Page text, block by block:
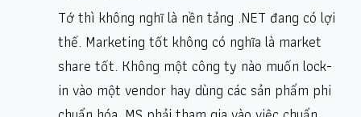
Tớ thì không nghĩ là nền tảng .NET đang có lợi
thế. Marketing tốt không có nghĩa là market
share tốt. Không một công ty nào muốn lock-
in vào một vendor hay dùng các sản phẩm phi